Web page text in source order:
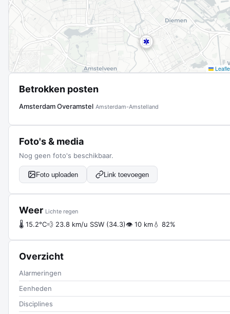
Betrokken posten
Amsterdam Overamstel Amsterdam-Amstelland
Foto's & media
Nog geen foto's beschikbaar.
Foto uploaden Link toevoegen
Weer Lichte regen
🌡 15.2°C💨 23.8 km/u SSW (34.3)👁 10 km💧 82%
Overzicht
Alarmeringen
Eenheden
Disciplines